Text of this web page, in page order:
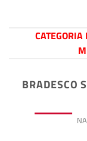
BRADESCO